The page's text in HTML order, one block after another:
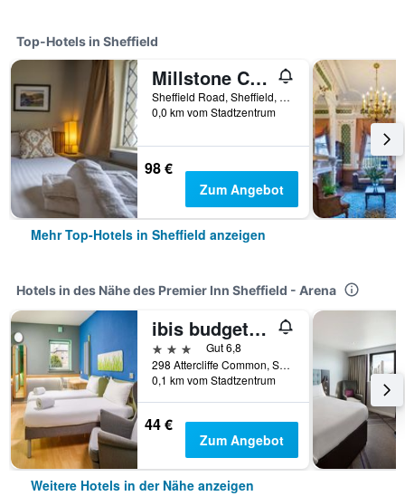
Top-Hotels in Sheffield
Millstone Country Inn
Sheffield Road, Sheffield, Großbritannien
0,0 km vom Stadtzentrum
98 €
Zum Angebot
Mehr Top-Hotels in Sheffield anzeigen
Hotels in des Nähe des Premier Inn Sheffield - Arena
ibis budget Sheffield Arena
3 Sterne
Gut 6,8
298 Attercliffe Common, Sheffield, Großbritannien
0,1 km vom Stadtzentrum
44 €
Zum Angebot
Weitere Hotels in der Nähe anzeigen